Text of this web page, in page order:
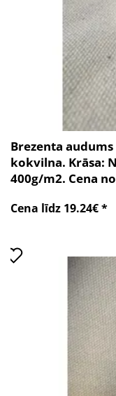
Brezenta
kokvilna. Krāsa:
400g/m2. Cena
Cena līdz 19.24€ *